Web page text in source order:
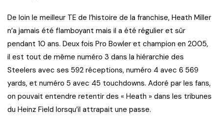
De loin le meilleur TE de l’histoire de la franchise, Heath Miller
n’a jamais été flamboyant mais il a été régulier et sûr
pendant 10 ans. Deux fois Pro Bowler et champion en 2005,
il est tout de même numéro 3 dans la hiérarchie des
Steelers avec ses 592 réceptions, numéro 4 avec 6 569
yards, et numéro 5 avec 45 touchdowns. Adoré par les fans,
on pouvait entendre retentir des « Heath » dans les tribunes
du Heinz Field lorsqu’il attrapait une passe.